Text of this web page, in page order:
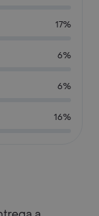
17%
6%
6%
16%